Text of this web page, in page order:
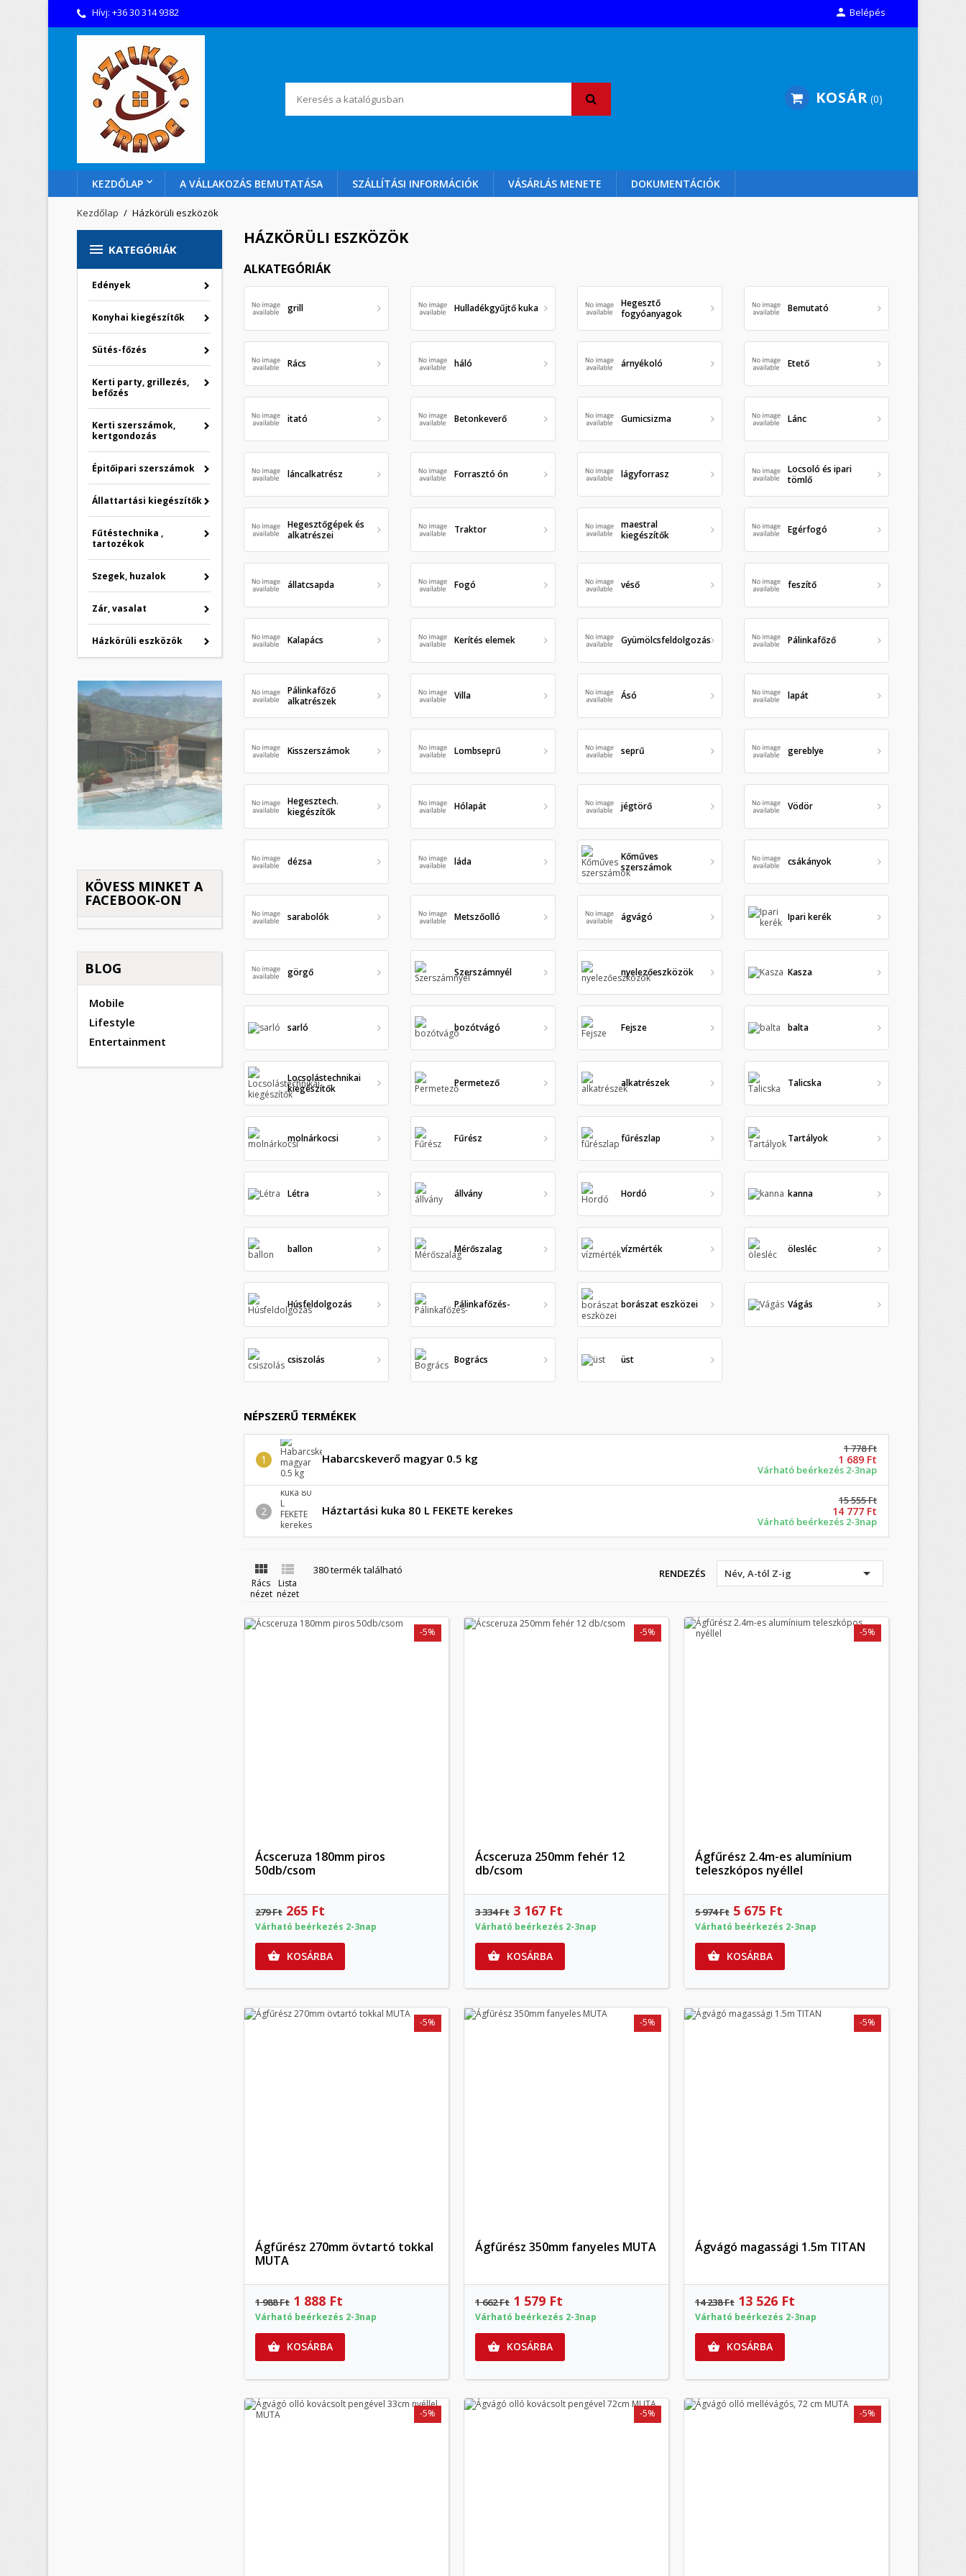
Hívj:+36 30 314 9382  Belépés
KOSÁR 0
KEZDŐLAP A VÁLLAKOZÁS BEMUTATÁSA SZÁLLÍTÁSI INFORMÁCIÓK VÁSÁRLÁS MENETE DOKUMENTÁCIÓK
Kezdőlap Házkörüli eszközök
 KATEGÓRIÁK
Edények
Konyhai kiegészítők
Sütés-főzés
Kerti party, grillezés,
befőzés
Kerti szerszámok,
kertgondozás
Épitőipari szerszámok
Állattartási kiegészítők
Fűtéstechnika ,
tartozékok
Szegek, huzalok
Zár, vasalat
Házkörüli eszközök
KÖVESS MINKET A
FACEBOOK-ON
BLOG
Mobile
Lifestyle
Entertainment
HÁZKÖRÜLI ESZKÖZÖK
ALKATEGÓRIÁK
grill Hulladékgyűjtő kuka
Hegesztő
fogyóanyagok
Bemutató
Rács háló árnyékoló Etető
itató Betonkeverő Gumicsizma Lánc
láncalkatrész Forrasztó ón lágyforrasz
Locsoló és ipari
tömlő
Hegesztőgépek és
alkatrészei
Traktor
maestral
kiegészítők
Egérfogó
állatcsapda Fogó véső feszítő
Kalapács Kerítés elemek Gyümölcsfeldolgozás Pálinkafőző
Pálinkafőző
alkatrészek
Villa Ásó lapát
Kisszerszámok Lombseprű seprű gereblye
Hegesztech.
kiegészítők
Hólapát jégtörő Vödör
dézsa láda
Kőműves
szerszámok
csákányok
sarabolók Metszőolló ágvágó Ipari kerék
görgő Szerszámnyél nyelezőeszközök Kasza
sarló bozótvágó Fejsze balta
Locsolástechnikai
kiegészítők
Permetező alkatrészek Talicska
molnárkocsi Fűrész fűrészlap Tartályok
Létra állvány Hordó kanna
ballon Mérőszalag vízmérték ölesléc
Húsfeldolgozás Pálinkafőzés- borászat eszközei Vágás
csiszolás Bogrács üst
NÉPSZERŰ TERMÉKEK
Habarcskeverő magyar 0.5 kg
1 778 Ft
1 689 Ft
Várható beérkezés 2-3nap
Háztartási kuka 80 L FEKETE kerekes
15 555 Ft
14 777 Ft
Várható beérkezés 2-3nap

Rács
nézet

Lista
nézet
380 termék található RENDEZÉS Név, A-tól Z-ig 
Előnézet
Ácsceruza 180mm piros
50db/csom
279 Ft
-5%
265 Ft
Várható beérkezés 2-3nap
 KOSÁRBA
Előnézet
Ácsceruza 250mm fehér 12
db/csom
3 334 Ft
-5%
3 167 Ft
Várható beérkezés 2-3nap
 KOSÁRBA
Előnézet
Ágfűrész 2.4m-es alumínium
teleszkópos nyéllel
5 974 Ft
-5%
5 675 Ft
Várható beérkezés 2-3nap
 KOSÁRBA
Előnézet
Ágfűrész 270mm övtartó tokkal
MUTA
1 988 Ft
-5%
1 888 Ft
Várható beérkezés 2-3nap
 KOSÁRBA
Előnézet
Ágfűrész 350mm fanyeles MUTA
1 662 Ft
-5%
1 579 Ft
Várható beérkezés 2-3nap
 KOSÁRBA
Előnézet
Ágvágó magassági 1.5m TITAN
14 238 Ft
-5%
13 526 Ft
Várható beérkezés 2-3nap
 KOSÁRBA
-5% -5% -5%
add_circle_outline Create new list
((cancelText)) ((modalDeleteText))
Kívánságlista létrehozása ×
Bejelentkezés